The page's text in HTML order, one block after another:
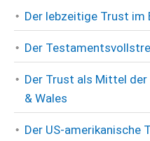
Der lebzeitige Trust im
Der
Der Trust als Mittel der
& Wales
Der US-amerikanische